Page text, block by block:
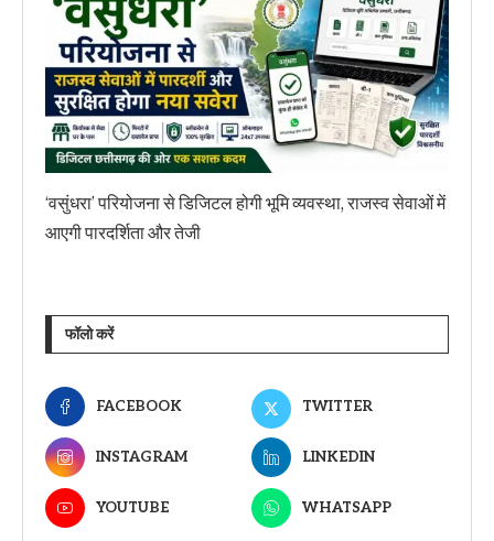
‘वसुंधरा’ परियोजना से डिजिटल होगी भूमि व्यवस्था, राजस्व सेवाओं में
आएगी पारदर्शिता और तेजी
फॉलो करें
FACEBOOK TWITTER
INSTAGRAM LINKEDIN
YOUTUBE WHATSAPP